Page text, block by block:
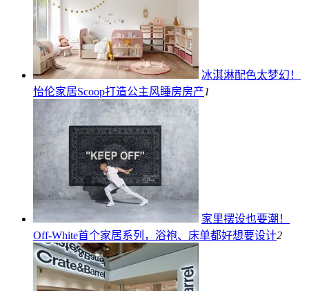
冰淇淋配色太梦幻！
怡伦家居Scoop打造公主风睡房房产1
家里摆设也要潮！
Off-White首个家居系列，浴袍、床单都好想要设计2